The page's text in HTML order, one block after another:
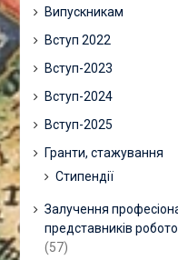
Випускникам
Вступ 2022
Вступ-2023
Вступ-2024
Вступ-2025
Гранти, стажування
Стипендії
Залучення
представників
(57)